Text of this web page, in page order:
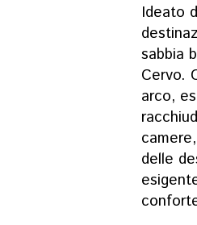
Ideato
sabbia
Cervo.
arco,
delle